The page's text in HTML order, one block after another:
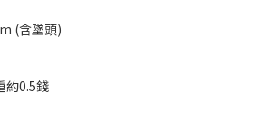
(含墜頭)
約0.5錢